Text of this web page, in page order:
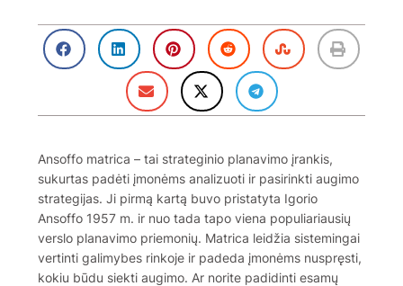
Ansoffo matrica – tai strateginio planavimo įrankis,
sukurtas padėti įmonėms analizuoti ir pasirinkti augimo
strategijas. Ji pirmą kartą buvo pristatyta Igorio
Ansoffo 1957 m. ir nuo tada tapo viena populiariausių
verslo planavimo priemonių. Matrica leidžia sistemingai
vertinti galimybes rinkoje ir padeda įmonėms nuspręsti,
kokiu būdu siekti augimo. Ar norite padidinti esamų